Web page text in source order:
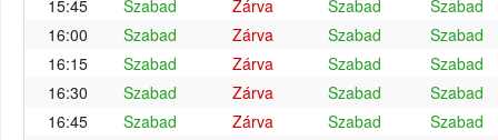
15:45
Szabad Zárva Szabad
Szabad
16:00
Szabad Zárva Szabad
Szabad
16:15
Szabad Zárva Szabad
Szabad
16:30
Szabad Zárva Szabad
Szabad
16:45
Szabad Zárva Szabad
Szabad